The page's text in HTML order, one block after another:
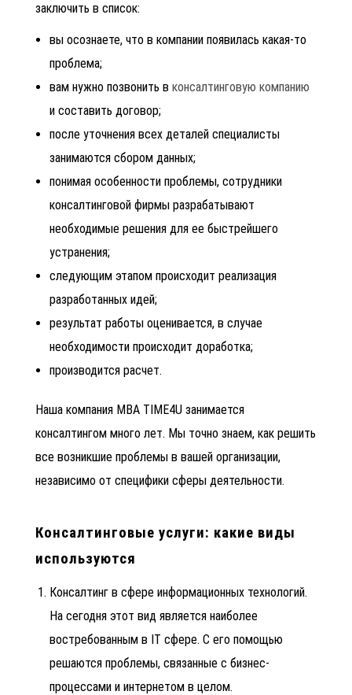
заключить в список:
вы осознаете, что в компании появилась какая-то
проблема;
вам нужно позвонить вконсалтинговую компанию
и составить договор;
после уточнения всех деталей специалисты
занимаются сбором данных;
понимая особенности проблемы, сотрудники
консалтинговой фирмы разрабатывают
необходимые решения для ее быстрейшего
устранения;
следующим этапом происходит реализация
разработанных идей;
результат работы оценивается, в случае
необходимости происходит доработка;
производится расчет.
Наша компания MBA TIME4U занимается
консалтингом много лет. Мы точно знаем, как решить
все возникшие проблемы в вашей организации,
независимо от специфики сферы деятельности.
Консалтинговые услуги: какие виды
используются
Консалтинг в сфере информационных технологий.
На сегодня этот вид является наиболее
востребованным в IT сфере. С его помощью
решаются проблемы, связанные с бизнес-
процессами и интернетом в целом.